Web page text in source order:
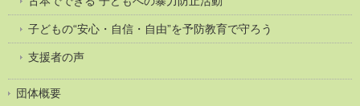
子どもの“安心・自信・自由”を予防教育で守ろう
支援者の声
団体概要